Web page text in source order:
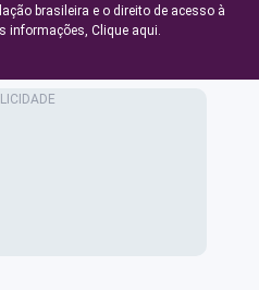
brasileira e o direito de acesso à
informações, Clique aqui.